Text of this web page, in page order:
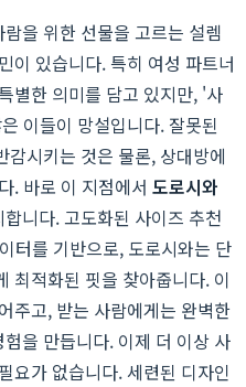
을 위한 선물을 고르는 설렘
이 있습니다. 특히 여성 파트너
별한 의미를 담고 있지만, '사
이들이 망설입니다. 잘못된
시키는 것은 물론, 상대방에
. 바로 이 지점에서 도로시와
니다. 고도화된 사이즈 추천
터를 기반으로, 도로시와는 단
최적화된 핏을 찾아줍니다. 이
주고, 받는 사람에게는 완벽한
을 만듭니다. 이제 더 이상 사
요가 없습니다. 세련된 디자인